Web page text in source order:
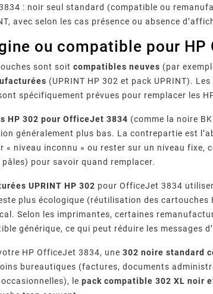
: noir seul standard (compatible ou
avec selon les cas présence ou absence
ou compatible pour
sont soitcompatibles neuves (par
(UPRINT HP 302 et pack UPRINT).
spécifiquement prévues pour remplacer les
HP 302 pour OfficeJet 3834 (comme la noire
généralement plus bas. La contrepartie est
niveau inconnu » ou rester sur un niveau fixe,
pour savoir quand remplacer.
UPRINT HP 302 pour OfficeJet 3834
plus écologique (réutilisation des
Selon les imprimantes, certaines
générique, ce qui peut réduire les messages
HP OfficeJet 3834, une302 noire standard
bureautiques (factures, documents
lepack compatible 302 XL noir